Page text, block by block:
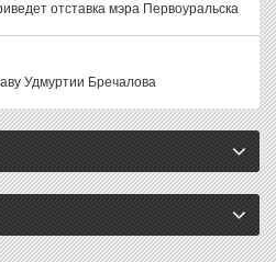
отставка мэра Первоуральска
Удмуртии Бречалова